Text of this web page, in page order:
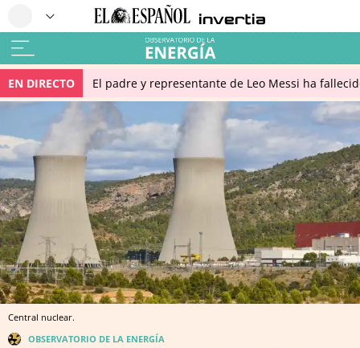
EN DIRECTO El padre y representante de Leo Messi ha
Central nuclear.
OBSERVATORIO DE LA ENERGÍA